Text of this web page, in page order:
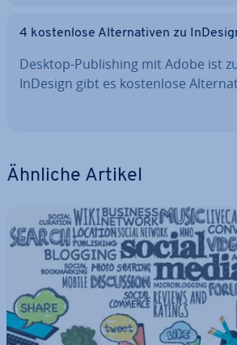
4 kos­ten­lo­se Al­ter­na­ti­ven zu
Desktop-Pu­bli­shing mit Adobe ist
InDesign gibt es kos­ten­lo­se
Ähnliche Artikel